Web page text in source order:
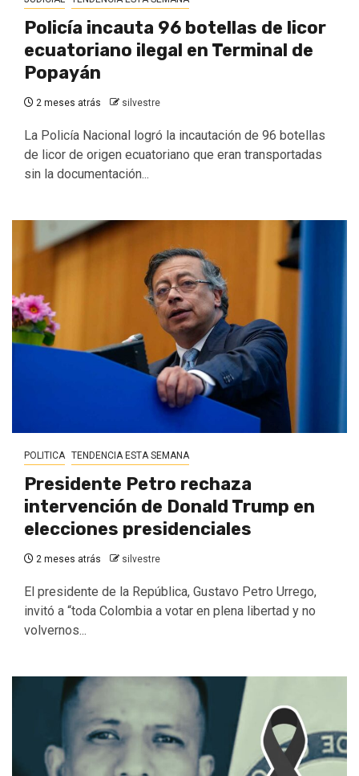
Policía incauta 96 botellas de licor
ecuatoriano ilegal en Terminal de
Popayán
2 meses atrás silvestre
La Policía Nacional logró la incautación de 96 botellas
de licor de origen ecuatoriano que eran transportadas
sin la documentación...
POLITICA TENDENCIA ESTA SEMANA
Presidente Petro rechaza
intervención de Donald Trump en
elecciones presidenciales
2 meses atrás silvestre
El presidente de la República, Gustavo Petro Urrego,
invitó a “toda Colombia a votar en plena libertad y no
volvernos...